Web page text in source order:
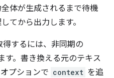
体が生成されるまで待機
てから出力します。
得するには、非同期の
す。書き換える元のテキス
プションで context を追